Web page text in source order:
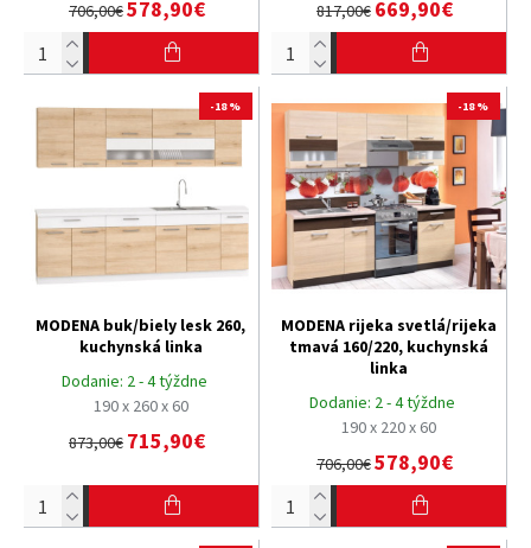
706,00€578,90€ 817,00€ 669,90€
-18 %
Dodanie: 2 - 4 týždne
190 x 260 x 60
MODENA buk/biely lesk 260,
kuchynská linka
873,00€ 715,90€
-18 %
Dodanie: 2 - 4 týždne
190 x 220 x 60
MODENA rijeka svetlá/rijeka
tmavá 160/220, kuchynská
linka
706,00€578,90€